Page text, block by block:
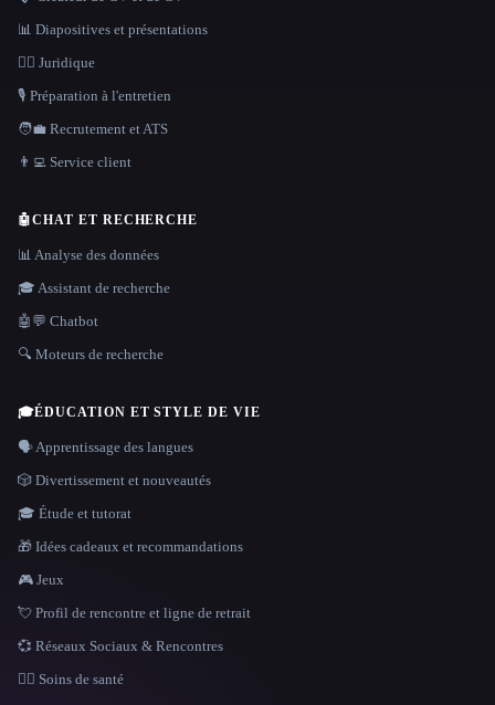
📊 Diapositives et présentations
👩‍⚖️ Juridique
🎙️ Préparation à l'entretien
🧑‍💼 Recrutement et ATS
👨‍💻 Service client
🤖CHAT ET RECHERCHE
📊 Analyse des données
🎓 Assistant de recherche
🤖💬 Chatbot
🔍 Moteurs de recherche
🎓ÉDUCATION ET STYLE DE VIE
🗣️ Apprentissage des langues
🎲 Divertissement et nouveautés
🎓 Étude et tutorat
🎁 Idées cadeaux et recommandations
🎮 Jeux
💘 Profil de rencontre et ligne de retrait
💞 Réseaux Sociaux & Rencontres
👩‍⚕️ Soins de santé